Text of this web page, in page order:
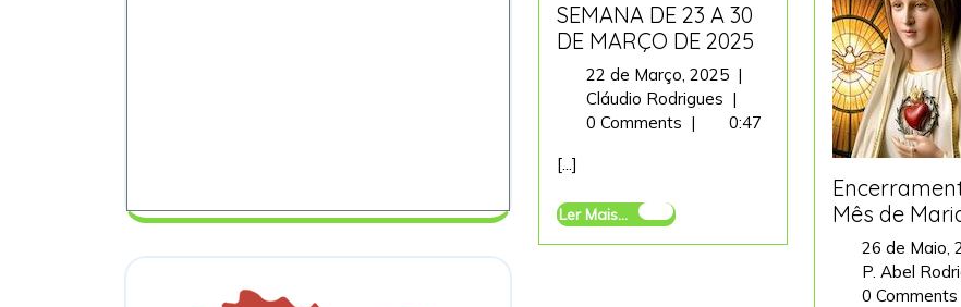
SEMANA DE 23 A 30
DE MARÇO DE 2025
22 de Março, 2025 22
de
Março,
|
Cláudio Rodrigues SEMANA
DE
MARÇO
|
0 Comments |
0:47
[...]
Ler Mais... Ler
Mês de
26 de Maio,
P. Abel
0 Comments